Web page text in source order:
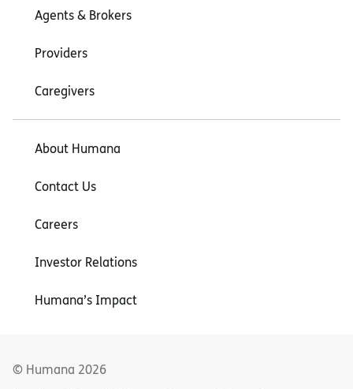
Agents & Brokers
Providers
Caregivers
About Humana
Contact Us
Careers
Investor Relations
Humana’s Impact
© Humana 2026